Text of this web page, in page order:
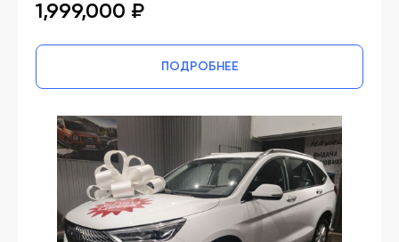
1,999,000 ₽
ПОДРОБНЕЕ